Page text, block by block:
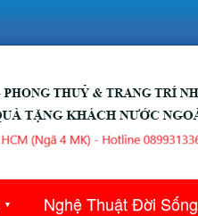
▼ Nghệ Thuật Đời Sống